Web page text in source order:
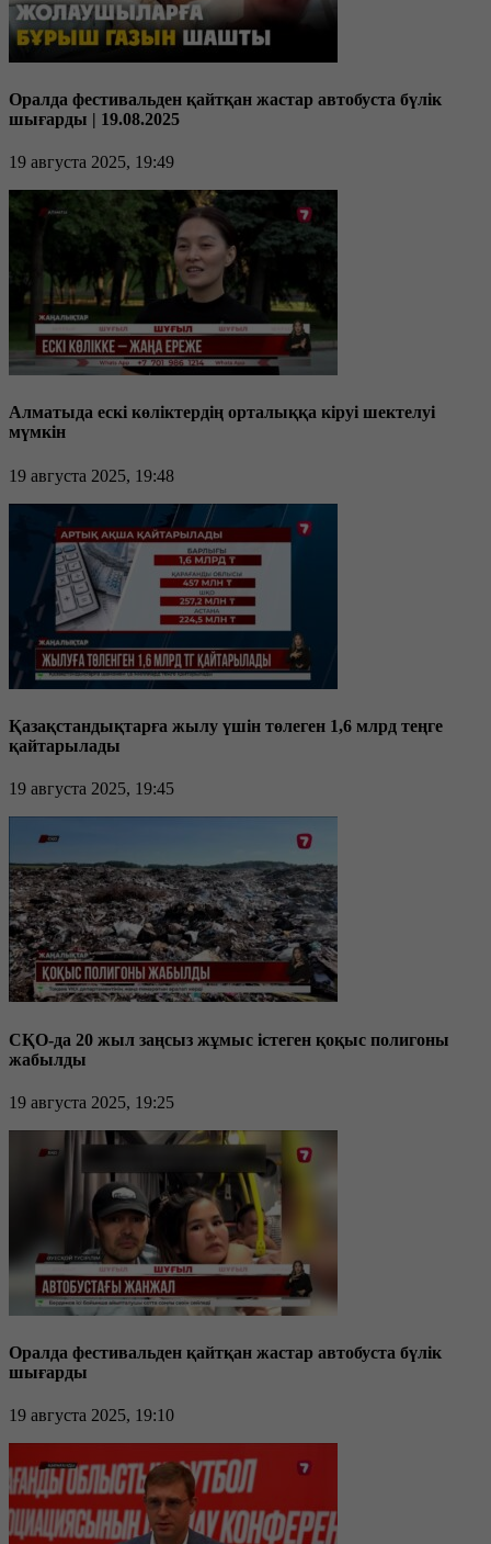
Оралда фестивальден қайтқан жастар автобуста бүлік
шығарды | 19.08.2025
19 августа 2025, 19:49
Алматыда ескі көліктердің орталыққа кіруі шектелуі
мүмкін
19 августа 2025, 19:48
Қазақстандықтарға жылу үшін төлеген 1,6 млрд теңге
қайтарылады
19 августа 2025, 19:45
СҚО-да 20 жыл заңсыз жұмыс істеген қоқыс полигоны
жабылды
19 августа 2025, 19:25
Оралда фестивальден қайтқан жастар автобуста бүлік
шығарды
19 августа 2025, 19:10